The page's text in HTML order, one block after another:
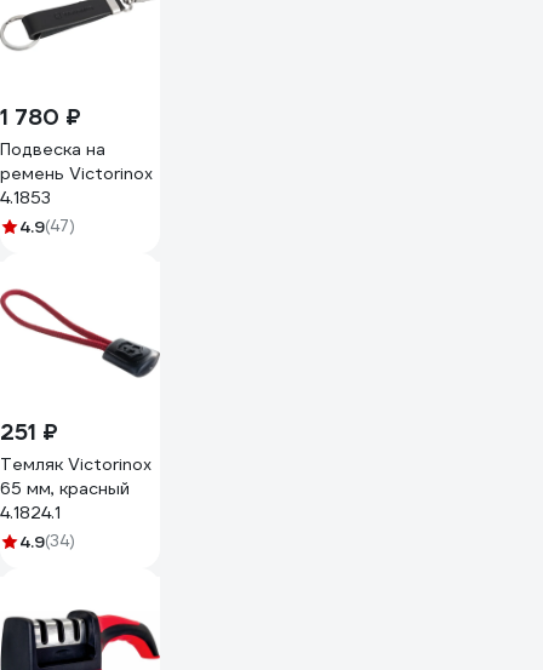
1 780 ₽
Подвеска на
ремень Victorinox
4.1853
4.9(47)
251 ₽
Темляк Victorinox
65 мм, красный
4.1824.1
4.9(34)